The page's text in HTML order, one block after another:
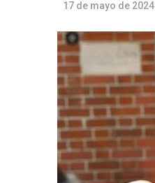
17 de mayo de 2024